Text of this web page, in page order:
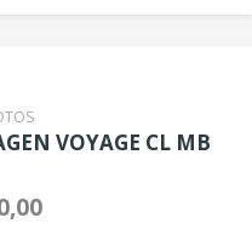
VOYAGE CL MB